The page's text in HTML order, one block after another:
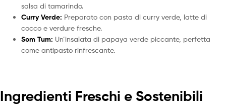
salsa di tamarindo.
Curry Verde: Preparato con pasta di curry verde, latte di
cocco e verdure fresche.
Som Tum: Un’insalata di papaya verde piccante, perfetta
come antipasto rinfrescante.
Ingredienti Freschi e Sostenibili